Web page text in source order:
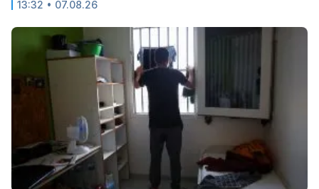
13:32 • 07.08.26